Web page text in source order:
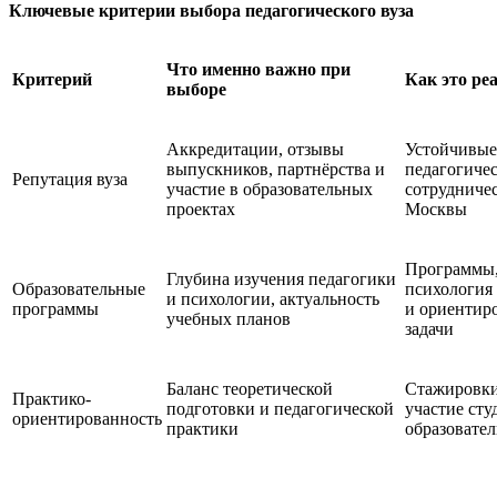
Ключевые критерии выбора педагогического вуза
Критерий
Что именно важно при
выборе
Как это
Репутация вуза
Аккредитации, отзывы
выпускников, партнёрства и
участие в образовательных
проектах
Москвы
Образовательные
программы
Глубина изучения педагогики
и психологии, актуальность
учебных планов
Программы,
и
задачи
Практико-
ориентированность
Баланс теоретической
подготовки и педагогической
практики
участие